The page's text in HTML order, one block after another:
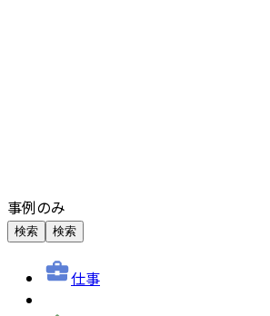
事例のみ
検索 検索
仕事